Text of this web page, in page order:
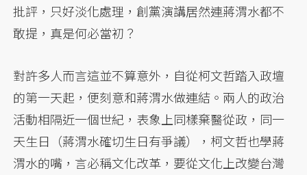
批評，只好淡化處理，創黨演講居然連蔣渭水都不
敢提，真是何必當初？
對許多人而言這並不算意外，自從柯文哲踏入政壇
的第一天起，便刻意和蔣渭水做連結。兩人的政治
活動相隔近一個世紀，表象上同樣棄醫從政，同一
天生日（蔣渭水確切生日有爭議），柯文哲也學蔣
渭水的嘴，言必稱文化改革，要從文化上改變台灣